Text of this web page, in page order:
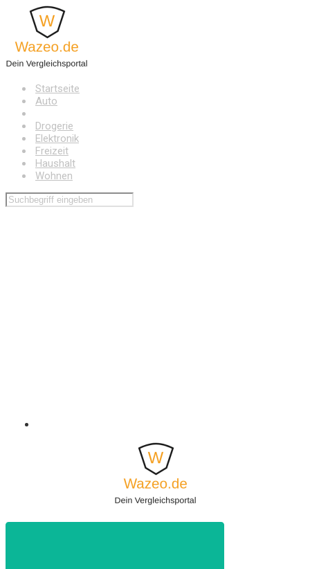
Hauptinhalt
springen
Startseite
Auto
Drogerie
Elektronik
Freizeit
Haushalt
Wohnen